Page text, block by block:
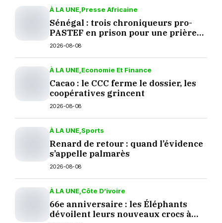
À LA UNE Presse Africaine
Sénégal : trois chroniqueurs pro-
PASTEF en prison pour une prière
sur TikTok
2026-08-08
À LA UNE Economie Et Finance
Cacao : le CCC ferme le dossier, les
coopératives grincent
2026-08-08
À LA UNE Sports
Renard de retour : quand l’évidence
s’appelle palmarès
2026-08-08
À LA UNE Côte D’ivoire
66e anniversaire : les Éléphants
dévoilent leurs nouveaux crocs à